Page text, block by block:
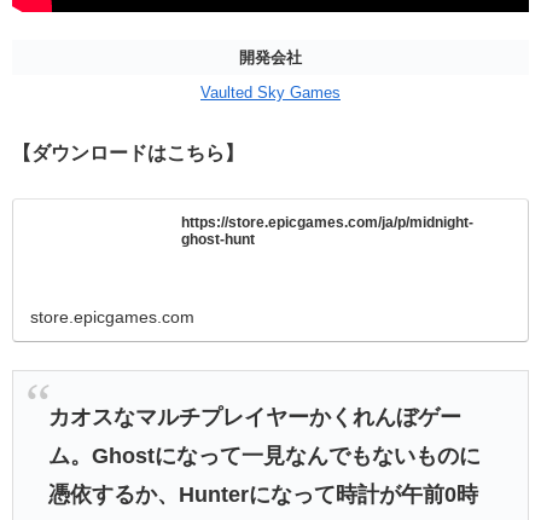
開発会社
Vaulted Sky Games
【ダウンロードはこちら】
https://store.epicgames.com/ja/p/midnight-
ghost-hunt
store.epicgames.com
カオスなマルチプレイヤーかくれんぼゲー
ム。Ghostになって一見なんでもないものに
憑依するか、Hunterになって時計が午前0時